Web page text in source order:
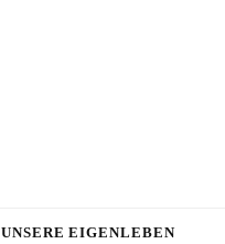
UNSERE EIGENLEBEN